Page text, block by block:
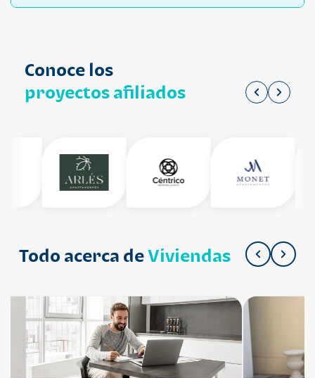
Conoce los
proyectos afiliados
Todo acerca deViviendas